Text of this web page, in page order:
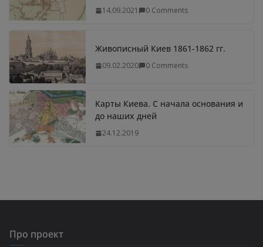
14.09.2021 0 Comments
Живописный Киев 1861-1862 гг.
09.02.2020 0 Comments
Карты Киева. С начала основания и
до наших дней
24.12.2019
Про проект